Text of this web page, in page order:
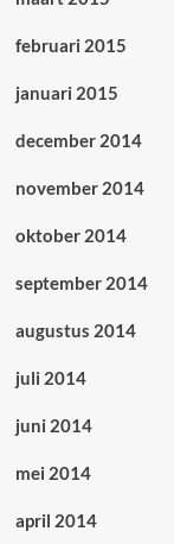
februari 2015
januari 2015
december 2014
november 2014
oktober 2014
september 2014
augustus 2014
juli 2014
juni 2014
mei 2014
april 2014